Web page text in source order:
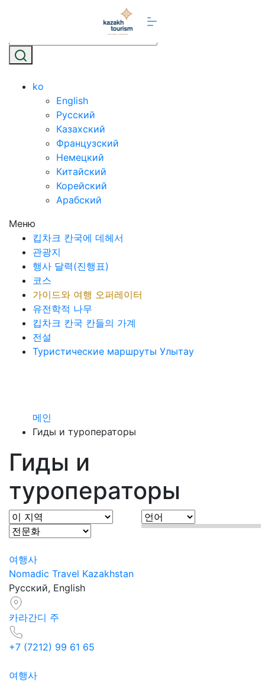
ko
English
Русский
Казахский
Французский
Немецкий
Китайский
Корейский
Арабский
Меню
킵차크 칸국에 데헤서
관광지
행사 달력(진행표)
코스
가이드와 여행 오퍼레이터
유전학적 나무
킵차크 칸국 칸들의 가계
전설
Туристические маршруты Улытау
메인
Гиды и туроператоры
Гиды и
туроператоры
여행사
Nomadic Travel Kazakhstan
Русский, English
카라간디 주
+7 (7212) 99 61 65
여행사